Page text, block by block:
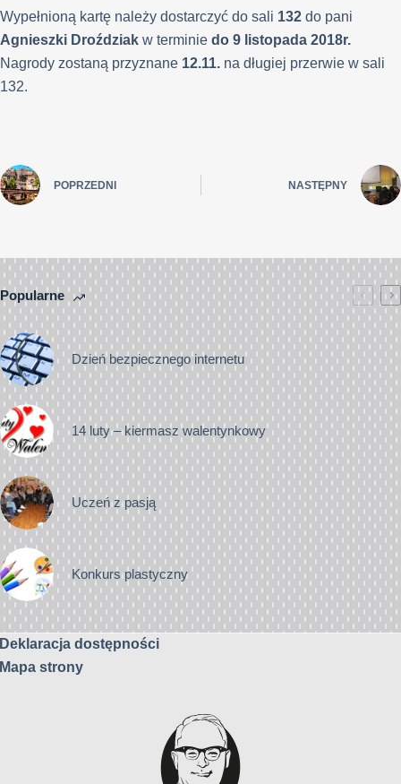
Wypełnioną kartę należy dostarczyć do sali 132 do pani
Agnieszki Droździak w terminie do 9 listopada 2018r.
Nagrody zostaną przyznane 12.11. na długiej przerwie w sali
132.
POPRZEDNI NASTĘPNY
Popularne
Dzień bezpiecznego internetu
14 luty – kiermasz walentynkowy
Uczeń z pasją
Konkurs plastyczny
Deklaracja dostępności
Mapa strony